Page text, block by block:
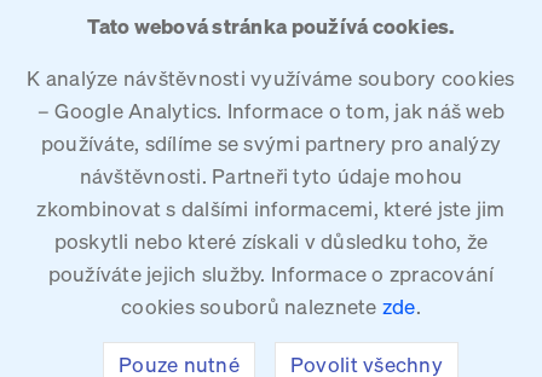
Tato webová stránka používá cookies.
K analýze návštěvnosti využíváme soubory cookies
– Google Analytics. Informace o tom, jak náš web
používáte, sdílíme se svými partnery pro analýzy
návštěvnosti. Partneři tyto údaje mohou
zkombinovat s dalšími informacemi, které jste jim
poskytli nebo které získali v důsledku toho, že
používáte jejich služby. Informace o zpracování
cookies souborů naleznete zde.
Pouze nutné Povolit všechny